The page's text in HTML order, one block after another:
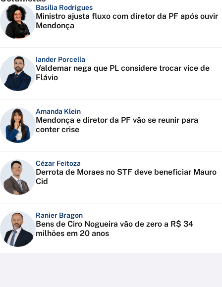
Basília Rodrigues
Ministro ajusta fluxo com diretor da PF após ouvir
Mendonça
Iander Porcella
Valdemar nega que PL considere trocar vice de
Flávio
Amanda Klein
Mendonça e diretor da PF vão se reunir para
conter crise
Cézar Feitoza
Derrota de Moraes no STF deve beneficiar Mauro
Cid
Ranier Bragon
Bens de Ciro Nogueira vão de zero a R$ 34
milhões em 20 anos